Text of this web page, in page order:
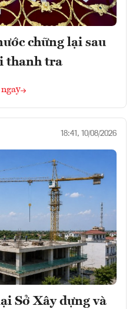
chững lại sau
thanh tra
18:41, 10/08/2026
Sở Xây dựng và